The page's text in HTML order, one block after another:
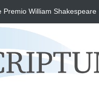
Premio William Shakespeare